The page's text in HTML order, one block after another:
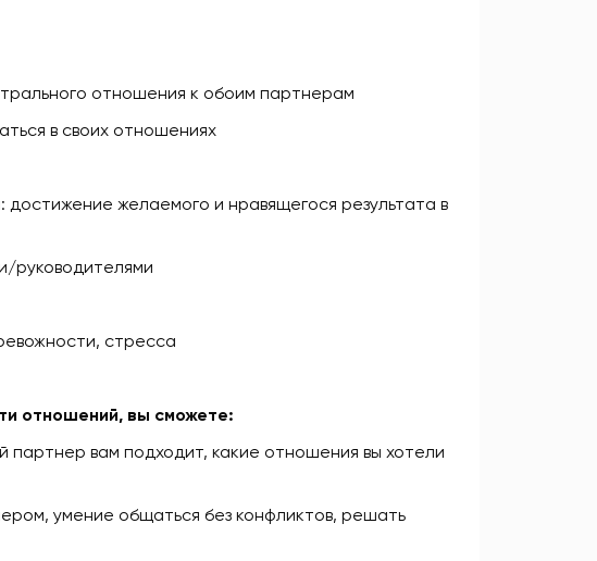
отношения к обоим партнерам
в своих отношениях
желаемого и нравящегося результата в
руководителями
стресса
отношений, вы сможете:
партнер вам подходит, какие отношения вы хотели
умение общаться без конфликтов, решать